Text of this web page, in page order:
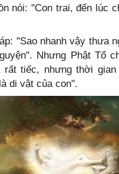
nói: "Con trai, đến lúc
"Sao nhanh vậy thưa
Nhưng Phật Tổ
rất tiếc, nhưng thời
di vật của con".